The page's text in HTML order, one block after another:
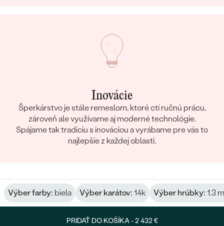
Inovácie
Šperkárstvo je stále remeslom, ktoré ctí ručnú prácu,
zároveň ale využívame aj moderné technológie.
Spájame tak tradíciu s inováciou a vyrábame pre vás to
najlepšie z každej oblasti.
Výber farby: biela Výber karátov: 14k Výber hrúbky: 1.3
PRIDAŤ DO KOŠÍKA -2 432 €